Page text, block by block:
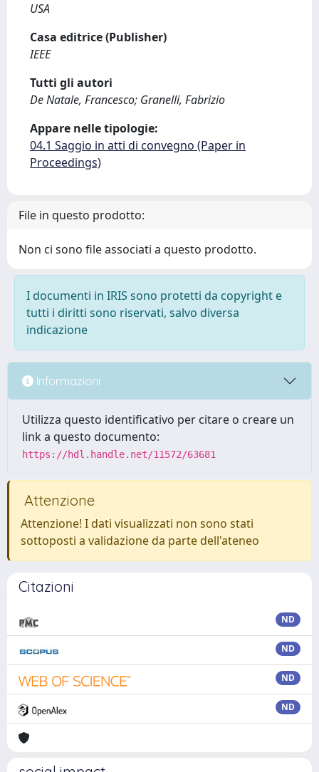
USA
Casa editrice (Publisher)
IEEE
Tutti gli autori
De Natale, Francesco; Granelli, Fabrizio
Appare nelle tipologie:
04.1 Saggio in atti di convegno (Paper in
Proceedings)
File in questo prodotto:
Non ci sono file associati a questo prodotto.
I documenti in IRIS sono protetti da copyright e
tutti i diritti sono riservati, salvo diversa
indicazione
Informazioni
Utilizza questo identificativo per citare o creare un
link a questo documento:
https://hdl.handle.net/11572/63681
Attenzione
Attenzione! I dati visualizzati non sono stati
sottoposti a validazione da parte dell'ateneo
Citazioni
ND
ND
ND
ND